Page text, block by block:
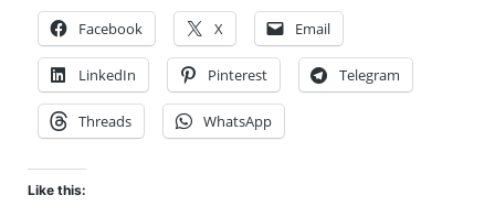
Facebook X Email
LinkedIn Pinterest Telegram
Threads WhatsApp
Like this: